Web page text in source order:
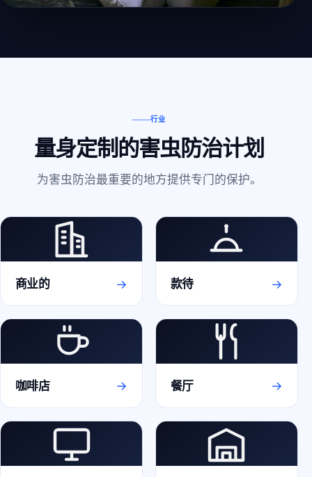
行业
量身定制的害虫防治计划
为害虫防治最重要的地方提供专门的保护。
商业的 → 款待 →
咖啡店 → 餐厅 →